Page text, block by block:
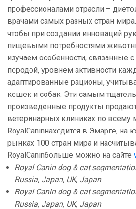
профессионалами отрасли –
врачами самых разных стран
чтобы при создании инноваций
пищевыми потребностями
изучаем особенности, связанные
породой, уровнем активности
адаптированные рационы,
кошек и собак. Эти самым
произведенные продукты
ветеринарных клиниках по
RoyalCaninнаходится в Эмарге, на
рынках 100 стран мира и
RoyalCaninбольше можно на сайте
Royal Canin dog & cat
Russia, Japan, UK, Japan
Royal Canin dog & cat
Russia, Japan, UK, Japan